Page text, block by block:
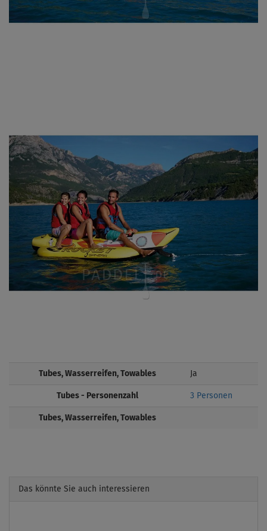
Tubes, Wasserreifen, Towables Ja
Tubes - Personenzahl 3 Personen
Tubes, Wasserreifen, Towables
Das könnte Sie auch interessieren